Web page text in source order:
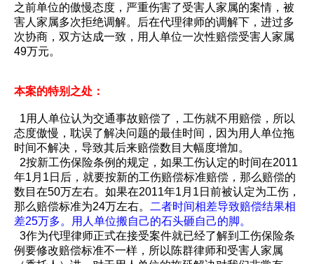
之前单位的傲慢态度，严重伤害了受害人家属的案情，被
害人家属多次拒绝调解。后在代理律师的调解下，进过多
次协商，双方达成一致，用人单位一次性赔偿受害人家属
49万元。
本案的特别之处：
1用人单位认为交通事故赔偿了，工伤就不用赔偿，所以
态度傲慢，耽误了解决问题的最佳时间，因为用人单位拖
时间不解决，导致其后来赔偿数目大幅度增加。
2按新工伤保险条例的规定，如果工伤认定的时间在2011
年1月1日后，就要按新的工伤赔偿标准赔偿，那么赔偿的
数目在50万左右。如果在2011年1月1日前被认定为工伤，
那么赔偿标准为24万左右。
二者时间相差导致赔偿结果相
差25万多。用人单位搬自己的石头砸自己的脚。
3作为代理律师正式在接受案件就已经了解到工伤保险条
例要修改赔偿标准不一样，所以陈群律师和受害人家属